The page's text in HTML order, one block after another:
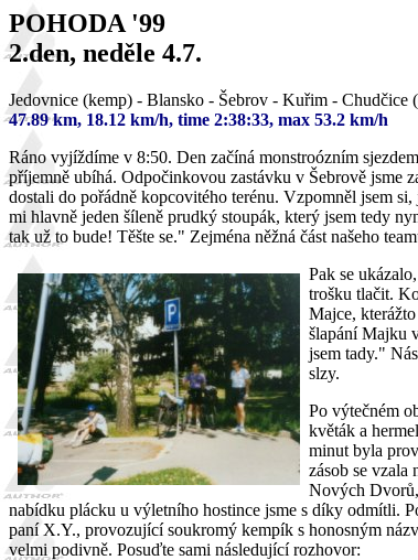
POHODA '99
2.den, neděle 4.7.
Jedovnice (kemp) - Blansko - Šebrov - Kuřim -
47.89 km, 18.12 km/h, time 2:38:33, max 53.2 km/h
Ráno vyjíždíme v 8:50. Den začíná monstroózním
příjemně ubíhá. Odpočinkovou zastávku v Šebrově jsme
dostali do pořádně kopcovitého terénu. Vzpomněl jsem
mi hlavně jeden šíleně prudký stoupák, který jsem tedy
tak už to bude! Těšte se." Zejména něžná část našeho
Pak se
trošku tlačit.
Majce,
šlapání Majku
jsem tady."
slzy.
Po výtečném
květák a
minut byla
zásob se vzala
Nových Dvorů,
nabídku plácku u výletního hostince jsme s díky odmítli.
paní X.Y., provozující soukromý kempík s honosným
velmi podivně. Posuďte sami následující rozhovor: